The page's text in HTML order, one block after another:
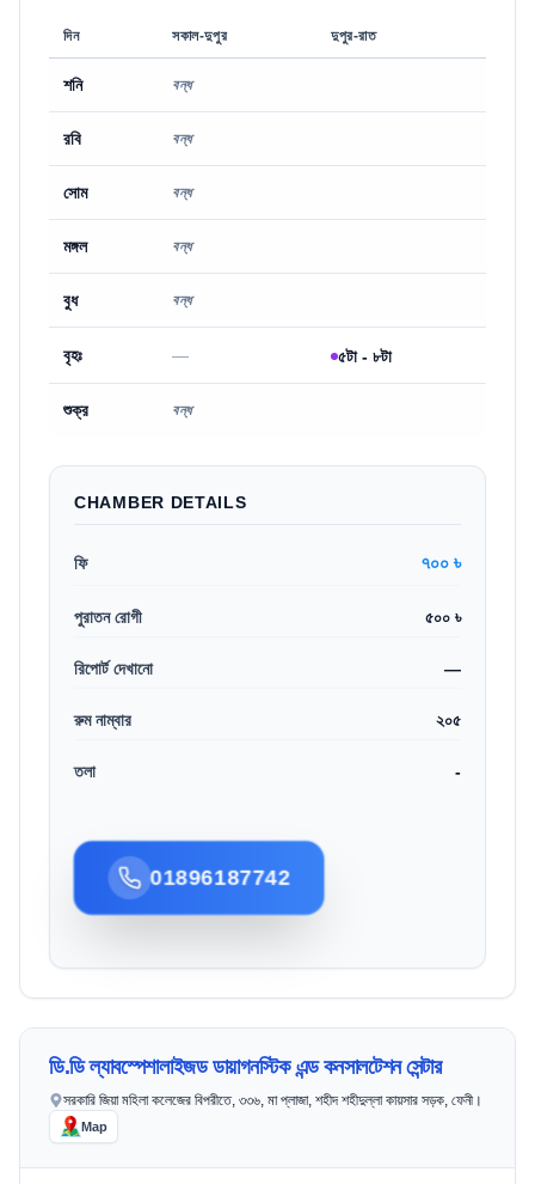
দিন সকাল-দুপুর দুপুর-রাত
শনি বন্ধ
রবি বন্ধ
সোম বন্ধ
মঙ্গল বন্ধ
বুধ বন্ধ
বৃহঃ — ৫টা - ৮টা
শুক্র বন্ধ
CHAMBER DETAILS
ফি ৭০০ ৳
পুরাতন রোগী ৫০০ ৳
রিপোর্ট দেখানো —
রুম নাম্বার ২০৫
তলা -
01896187742
ডি.ডি ল্যাবস্পেশালাইজড ডায়াগনস্টিক এন্ড কনসালটেশন সেন্টার
সরকারি জিয়া মহিলা কলেজের বিপরীতে, ৩৩৬, মা প্লাজা, শহীদ শহীদুল্লা কায়সার সড়ক, ফেনী।
Map